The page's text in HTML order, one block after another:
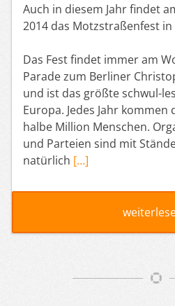
Auch in diesem Jahr findet
2014 das Motzstraßenfest
Das Fest findet immer am
Parade zum Berliner
und ist das größte schwul-
Europa. Jedes Jahr
halbe Million Menschen.
und Parteien sind mit
natürlich […]